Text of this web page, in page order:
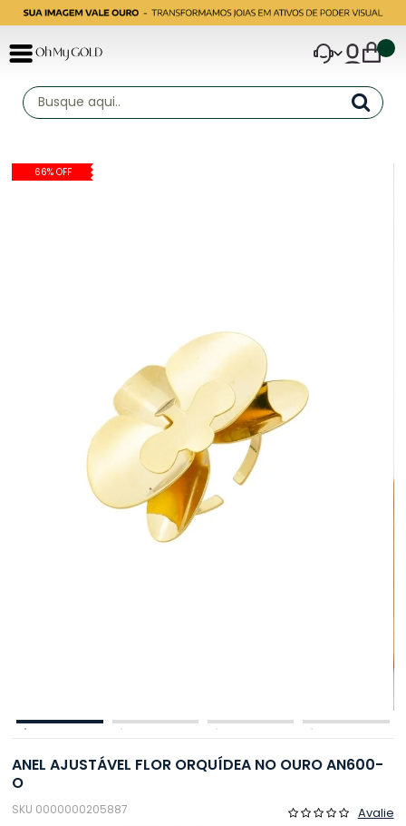
66% OFF
ANEL AJUSTÁVEL FLOR ORQUÍDEA NO OURO AN600-
O
SKU 0000000205887 Avalie